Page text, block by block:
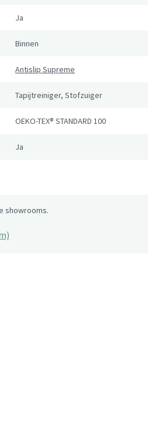
Ja
Binnen
Antislip Supreme
Tapijtreiniger, Stofzuiger
OEKO-TEX® STANDARD 100
Ja
showrooms.